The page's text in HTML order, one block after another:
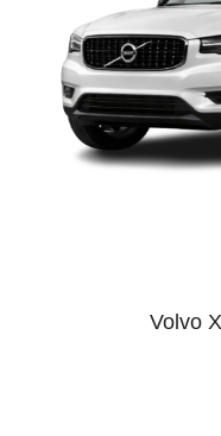
Volvo